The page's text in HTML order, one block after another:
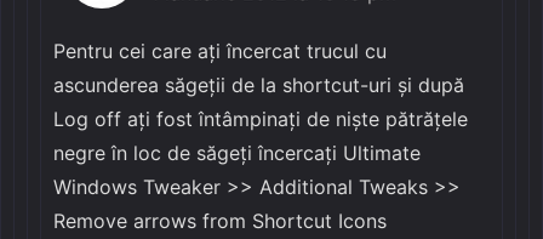
Pentru cei care ați încercat trucul cu
ascunderea săgeții de la shortcut-uri și după
Log off ați fost întâmpinați de niște pătrățele
negre în loc de săgeți încercați Ultimate
Windows Tweaker >> Additional Tweaks >>
Remove arrows from Shortcut Icons